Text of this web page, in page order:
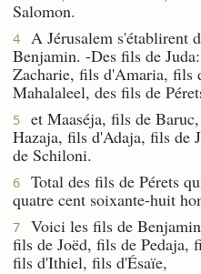
Salomon.
4
A Jérusalem s'établirent
Benjamin. -Des fils de
Zacharie, fils d'Amaria, fils
Mahalaleel, des fils de
5
et Maaséja, fils de
Hazaja, fils d'Adaja, fils de
de Schiloni.
6
Total des fils de Pérets
quatre cent soixante-huit
7
Voici les fils de
fils de Joëd, fils de Pedaja,
fils d'Ithiel, fils d'Ésaïe,